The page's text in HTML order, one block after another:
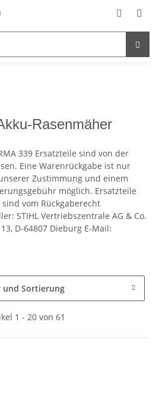
Rasenmäher
339 Ersatzteile sind von der
Eine Warenrückgabe ist nur
Zustimmung und einem
möglich. Ersatzteile
vom Rückgaberecht
STIHL Vertriebszentrale AG & Co.
D-64807 Dieburg E-Mail:
und Sortierung
1 - 20 von 61